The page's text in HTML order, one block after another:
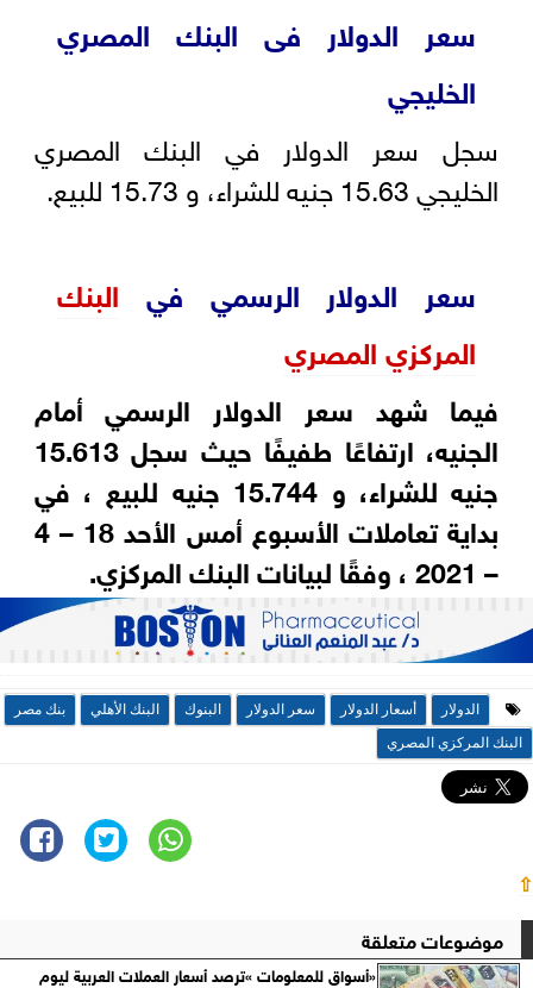
سعر الدولار فى البنك المصري
الخليجي
سجل سعر الدولار في البنك المصري
الخليجي 15.63 جنيه للشراء، و 15.73 للبيع.
سعر الدولار الرسمي في البنك
المركزي المصري
فيما شهد سعر الدولار الرسمي أمام
الجنيه، ارتفاعًا طفيفًا حيث سجل 15.613
جنيه للشراء، و 15.744 جنيه للبيع ، في
بداية تعاملات الأسبوع أمس الأحد 18 – 4
– 2021 ، وفقًا لبيانات البنك المركزي.
الدولار أسعار الدولار سعر الدولار البنوك البنك الأهلي
بنك مصر
البنك المركزي المصري
⇧
موضوعات متعلقة
«أسواق للمعلومات »ترصد أسعار العملات العربية ليوم